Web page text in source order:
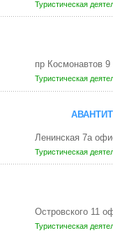
Туристическая
пр Космонавтов
Туристическая
Ленинская 7а
Туристическая
Островского 11
Туристическая